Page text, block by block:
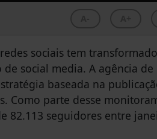
sociais tem
social media. A agência
baseada na
Como parte desse
82.113 seguidores entre